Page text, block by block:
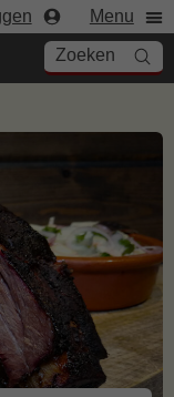
Menu
Zoeken